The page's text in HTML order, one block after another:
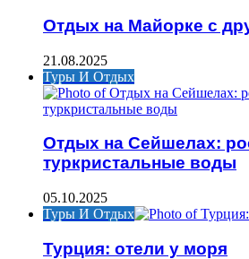
Отдых на Майорке с
21.08.2025
Туры И Отдых
Отдых на Сейшелах:
туркристальные воды
05.10.2025
Туры И Отдых
Турция: отели у моря